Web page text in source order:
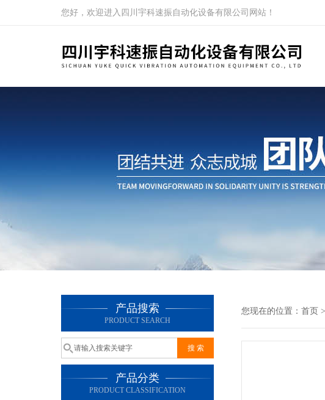
您好，欢迎进入四川宇科速振自动化设备有限公司网站！
产品搜索
PRODUCT SEARCH
产品分类
PRODUCT CLASSIFICATION
您现在的位置： 首页 >